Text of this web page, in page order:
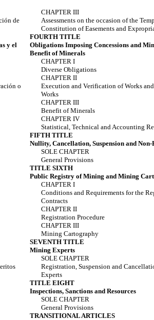
CHAPTER III
de
Assessments on the occasion of the
Constitution of Easements and
FOURTH TITLE
y el
Obligations Imposing Concessions and
Benefit of Minerals
CHAPTER I
Diverse Obligations
CHAPTER II
o
Execution and Verification of Works
Works
CHAPTER III
Benefit of Minerals
CHAPTER IV
Statistical, Technical and Accounting
FIFTH TITLE
Nullity, Cancellation, Suspension and
SOLE CHAPTER
General Provisions
TITLE SIXTH
Public Registry of Mining and Mining
CHAPTER I
Conditions and Requirements for the
Contracts
CHAPTER II
Registration Procedure
CHAPTER III
Mining Cartography
SEVENTH TITLE
Mining Experts
SOLE CHAPTER
Registration, Suspension and
Experts
TITLE EIGHT
Inspections, Sanctions and Resources
SOLE CHAPTER
General Provisions
TRANSITIONAL ARTICLES